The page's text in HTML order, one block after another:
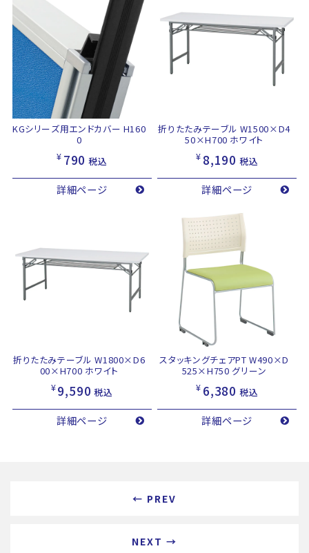
KGシリーズ用エンドカバー H160
0
¥ 790 税込
詳細ページ
折りたたみテーブル W1500×D4
50×H700 ホワイト
¥ 8,190 税込
詳細ページ
折りたたみテーブル W1800×D6
00×H700 ホワイト
¥9,590 税込
詳細ページ
スタッキングチェアPT W490×D
525×H750 グリーン
¥ 6,380 税込
詳細ページ
← PREV
NEXT →